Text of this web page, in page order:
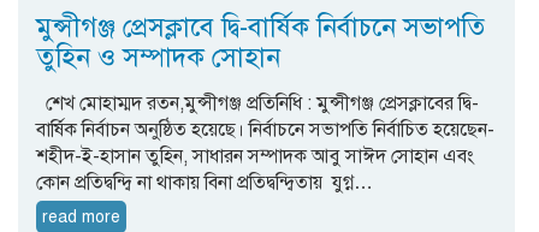
মুন্সীগঞ্জ প্রেসক্লাবে দ্বি-বার্ষিক নির্বাচনে সভাপতি
তুহিন ও সম্পাদক সোহান
শেখ মোহাম্মদ রতন,মুন্সীগঞ্জ প্রতিনিধি : মুন্সীগঞ্জ প্রেসক্লাবের দ্বি-
বার্ষিক নির্বাচন অনুষ্ঠিত হয়েছে। নির্বাচনে সভাপতি নির্বাচিত হয়েছেন-
শহীদ-ই-হাসান তুহিন, সাধারন সম্পাদক আবু সাঈদ সোহান এবং
কোন প্রতিদ্বন্দ্বি না থাকায় বিনা প্রতিদ্বন্দ্বিতায় যুগ্ন…
read more